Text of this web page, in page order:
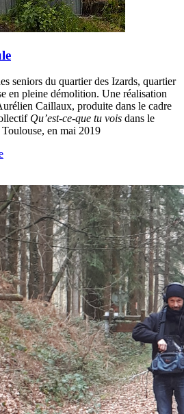
seniors du quartier des Izards, quartier
en pleine démolition. Une réalisation
Caillaux, produite dans le cadre
Qu’est-ce-que tu vois dans le
en mai 2019